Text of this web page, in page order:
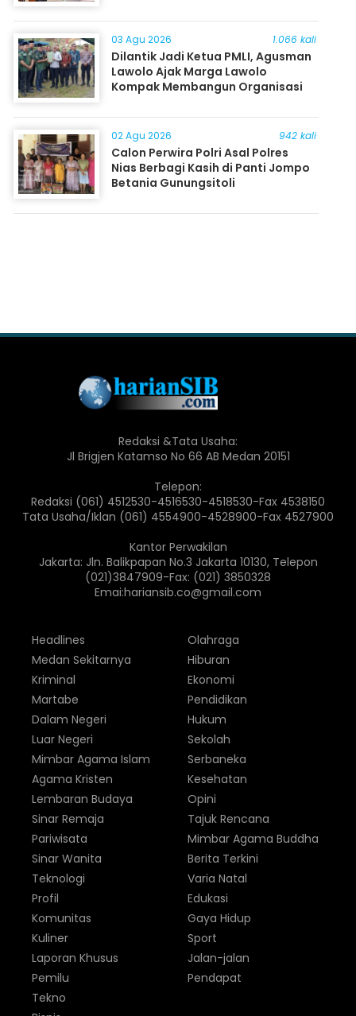
03 Agu 2026 1.066 kali
Dilantik Jadi Ketua PMLI, Agusman
Lawolo Ajak Marga Lawolo
Kompak Membangun Organisasi
02 Agu 2026 942 kali
Calon Perwira Polri Asal Polres
Nias Berbagi Kasih di Panti Jompo
Betania Gunungsitoli
Redaksi &Tata Usaha:
Jl Brigjen Katamso No 66 AB Medan 20151
Telepon:
Redaksi (061) 4512530-4516530-4518530-Fax 4538150
Tata Usaha/Iklan (061) 4554900-4528900-Fax 4527900
Kantor Perwakilan
Jakarta: Jln. Balikpapan No.3 Jakarta 10130, Telepon
(021)3847909-Fax: (021) 3850328
Emai:hariansib.co@gmail.com
Headlines
Medan Sekitarnya
Kriminal
Martabe
Dalam Negeri
Luar Negeri
Olahraga
Hiburan
Ekonomi
Pendidikan
Hukum
Sekolah
Mimbar Agama Islam
Agama Kristen
Lembaran Budaya
Sinar Remaja
Pariwisata
Sinar Wanita
Serbaneka
Kesehatan
Opini
Tajuk Rencana
Mimbar Agama Buddha
Berita Terkini
Teknologi
Profil
Komunitas
Kuliner
Laporan Khusus
Pemilu
Varia Natal
Edukasi
Gaya Hidup
Sport
Jalan-jalan
Pendapat
Tekno